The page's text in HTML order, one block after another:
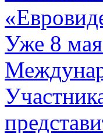
Уже 8 мая